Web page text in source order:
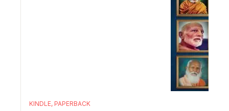
KINDLE, PAPERBACK